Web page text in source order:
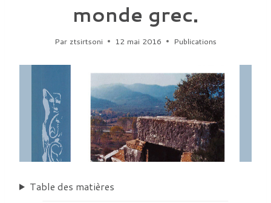
monde grec.
Par ztsirtsoni 12 mai 2016 Publications
Table des matières